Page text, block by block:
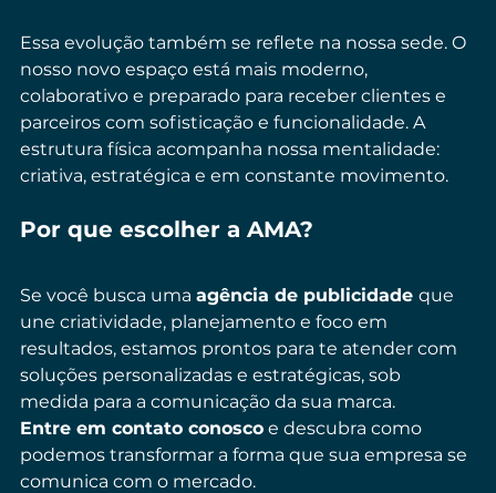
Essa evolução também se reflete na nossa sede. O
nosso novo espaço está mais moderno,
colaborativo e preparado para receber clientes e
parceiros com sofisticação e funcionalidade. A
estrutura física acompanha nossa mentalidade:
criativa, estratégica e em constante movimento.
Por que escolher a AMA?
Se você busca uma agência de publicidade que
une criatividade, planejamento e foco em
resultados, estamos prontos para te atender com
soluções personalizadas e estratégicas, sob
medida para a comunicação da sua marca.
Entre em contato conosco e descubra como
podemos transformar a forma que sua empresa se
comunica com o mercado.